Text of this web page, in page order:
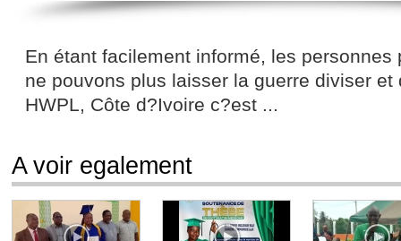
En étant facilement informé, les personnes
ne pouvons plus laisser la guerre diviser et
HWPL, Côte d?Ivoire c?est ...
A voir egalement